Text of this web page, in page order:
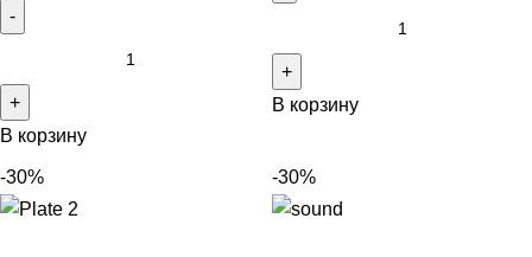
В корзину
В корзину
-30% -30%